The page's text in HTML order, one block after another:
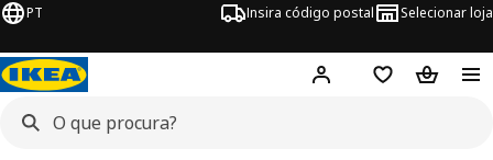
PT Insira código postal Selecionar loja
Hej! Inicie sessão
FavoritosCesto de